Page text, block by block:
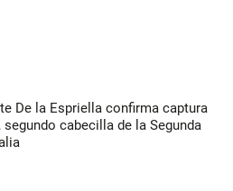
De la Espriella confirma captura
segundo cabecilla de la Segunda